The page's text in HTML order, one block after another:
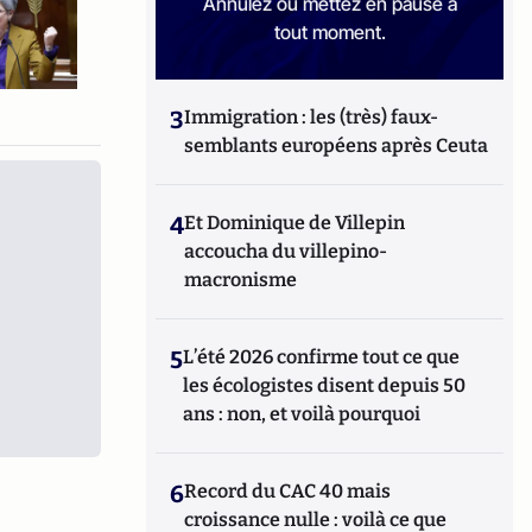
tout moment.
3Immigration : les (très) faux-
semblants européens après Ceuta
4Et Dominique de Villepin
accoucha du villepino-
macronisme
5L’été 2026 confirme tout ce que
les écologistes disent depuis 50
ans : non, et voilà pourquoi
6Record du CAC 40 mais
croissance nulle : voilà ce que